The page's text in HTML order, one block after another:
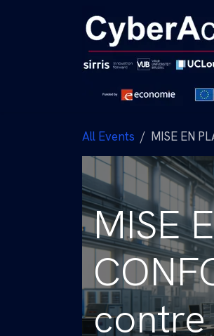
All Events MISE EN
MISE